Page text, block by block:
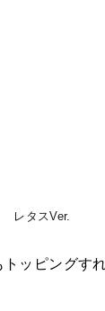
レタスVer.
ッピングす